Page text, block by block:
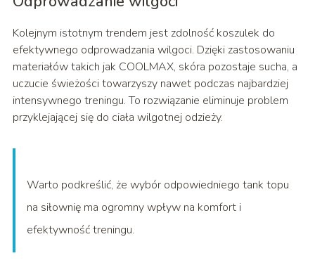
Kolejnym istotnym trendem jest zdolność koszulek do
efektywnego odprowadzania wilgoci. Dzięki zastosowaniu
materiałów takich jak COOLMAX, skóra pozostaje sucha, a
uczucie świeżości towarzyszy nawet podczas najbardziej
intensywnego treningu. To rozwiązanie eliminuje problem
przyklejającej się do ciała wilgotnej odzieży.
Warto podkreślić, że wybór odpowiedniego tank topu
na siłownię ma ogromny wpływ na komfort i
efektywność treningu.